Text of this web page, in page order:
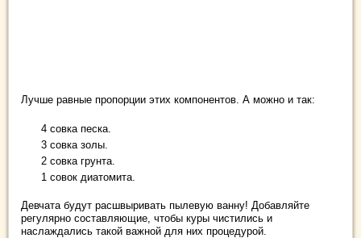
Лучше равные пропорции этих компонентов. А можно и так:
4 совка песка.
3 совка золы.
2 совка грунта.
1 совок диатомита.
Девчата будут расшвыривать пылевую ванну! Добавляйте
регулярно составляющие, чтобы куры чистились и
наслаждались такой важной для них процедурой.